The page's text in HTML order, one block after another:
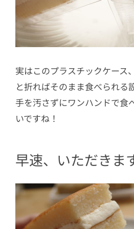
実はこのプラスチックケース
と折ればそのまま食べられる
手を汚さずにワンハンドで食
いですね！
早速、いただきま